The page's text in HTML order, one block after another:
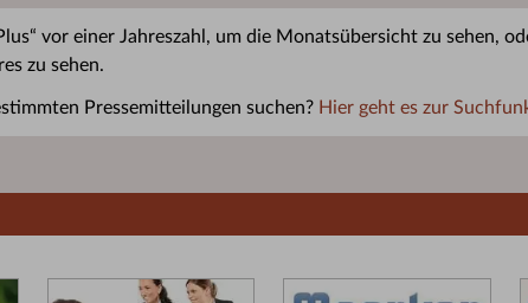
vor einer Jahreszahl, um die Monatsübersicht zu sehen,
zu sehen.
Pressemitteilungen suchen? Hier geht es zur